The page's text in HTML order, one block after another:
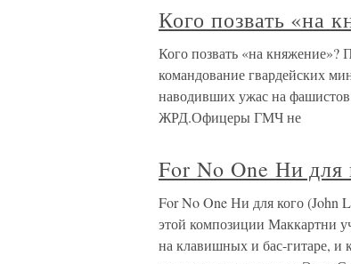
Кого позвать «на
Кого позвать «на княжение»?
командование гвардейских
наводивших ужас на
ЖРД.Офицеры ГМЧ не
For No One Ни для
For No One Ни для кого (John
этой композиции Маккартни
на клавишных и бас-гитаре, и